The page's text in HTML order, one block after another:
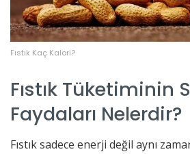
Fıstık Kaç Kalori?
Fıstık Tüketiminin
Faydaları Nelerdir?
Fıstık sadece enerji değil aynı